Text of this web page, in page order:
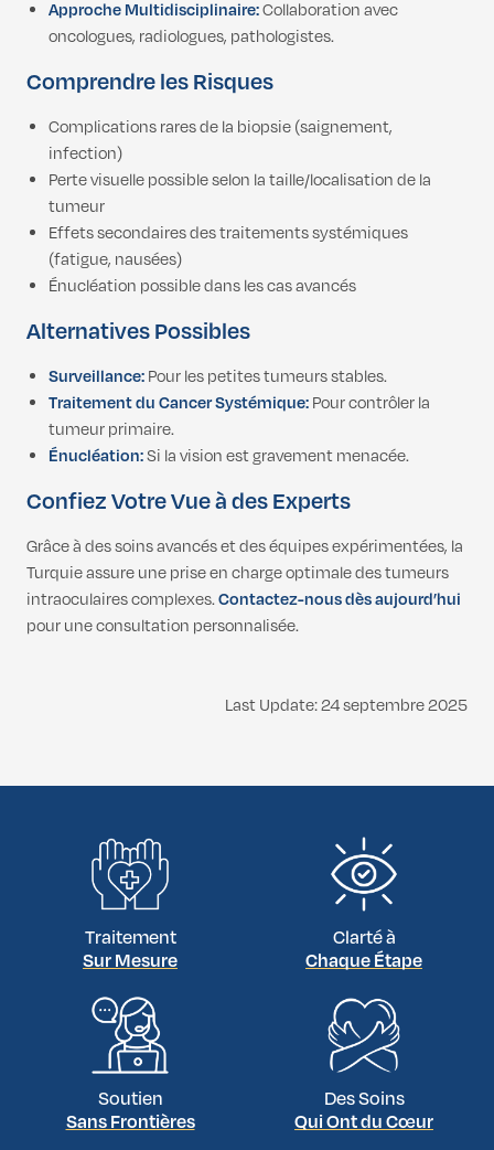
Approche Multidisciplinaire:Collaboration avec
oncologues, radiologues, pathologistes.
Comprendre les Risques
Complications rares de la biopsie (saignement,
infection)
Perte visuelle possible selon la taille/localisation de la
tumeur
Effets secondaires des traitements systémiques
(fatigue, nausées)
Énucléation possible dans les cas avancés
Alternatives Possibles
Surveillance:Pour les petites tumeurs stables.
Traitement du Cancer Systémique:Pour contrôler la
tumeur primaire.
Énucléation:Si la vision est gravement menacée.
Confiez Votre Vue à des Experts
Grâce à des soins avancés et des équipes expérimentées, la
Turquie assure une prise en charge optimale des tumeurs
intraoculaires complexes.Contactez-nous dès aujourd’hui
pour une consultation personnalisée.
Last Update: 24 septembre 2025
Traitement
Sur Mesure
Clarté à
Chaque Étape
Soutien
Sans Frontières
Des Soins
Qui Ont du Cœur